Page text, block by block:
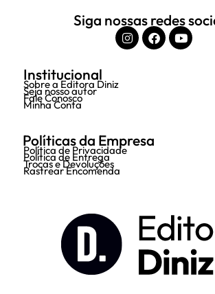
Siga nossas redes
Institucional
Sobre a Editora Diniz
Seja nosso autor
Fale Conosco
Minha Conta
Políticas da Empresa
Política de Privacidade
Política de Entrega
Trocas e Devoluções
Rastrear Encomenda